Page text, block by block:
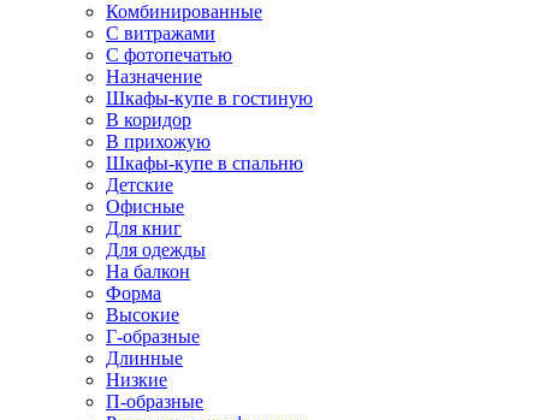
Комбинированные
С витражами
С фотопечатью
Назначение
Шкафы-купе в гостиную
В коридор
В прихожую
Шкафы-купе в спальню
Детские
Офисные
Для книг
Для одежды
На балкон
Форма
Высокие
Г-образные
Длинные
Низкие
П-образные